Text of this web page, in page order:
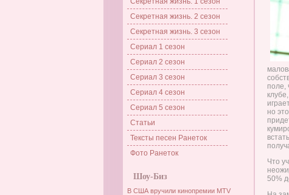
Секретная жизнь. 2 сезон
Секретная жизнь. 3 сезон
Сериал 1 сезон
Сериал 2 сезон
Сериал 3 сезон
Сериал 4 сезон
Сериал 5 сезон
Статьи
Тексты песен Ранеток
Фото Ранеток
Шоу-Биз
В США вручили кинопремии MTV
поле,
но
Что
50%